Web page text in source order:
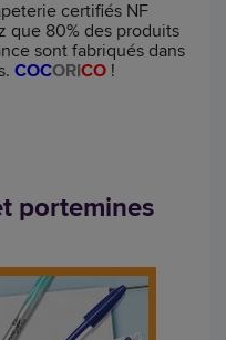
certifiés NF
que 80% des produits
sont fabriqués dans
COCORICO !
portemines